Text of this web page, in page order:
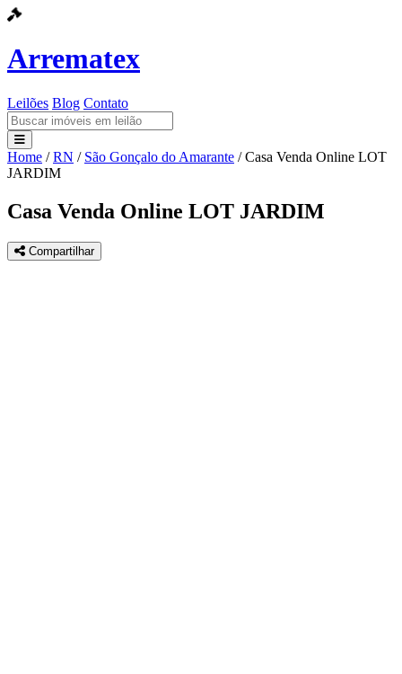
Arrematex
Leilões Blog Contato
Leilões
Blog
Contato
Home / RN / São Gonçalo do Amarante / Casa Venda Online LOT
JARDIM
Casa Venda Online LOT JARDIM
Compartilhar